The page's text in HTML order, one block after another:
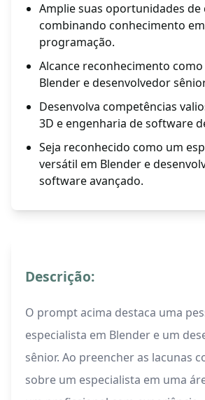
Amplie suas oportunidades de
combinando conhecimento
programação.
Alcance reconhecimento
Blender e desenvolvedor
Desenvolva competências
3D e engenharia de software
Seja reconhecido como um
versátil em Blender e
software avançado.
Descrição:
O prompt acima destaca uma
especialista em Blender e um
sênior. Ao preencher as lacunas
sobre um especialista em uma